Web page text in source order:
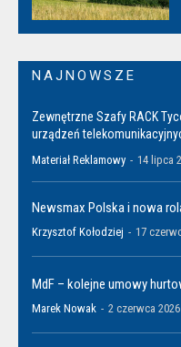
NAJNOWSZE
Zewnętrzne Szafy RACK
urządzeń
Materiał Reklamowy - 14 lipca
Newsmax Polska i nowa
Krzysztof Kołodziej - 17
MdF – kolejne umowy
Marek Nowak - 2 czerwca 2026